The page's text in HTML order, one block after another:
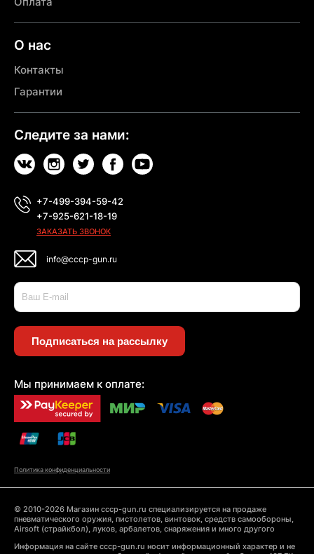
О нас
Контакты
Гарантии
Следите за нами:
+7-499-394-59-42
+7-925-621-18-19
ЗАКАЗАТЬ ЗВОНОК
info@cccp-gun.ru
Подписаться на рассылку
Мы принимаем к оплате:
Политика конфиденциальности
© 2010-2026 Магазин cccp-gun.ru специализируется на продаже
пневматического оружия, пистолетов, винтовок, средств самообороны,
Airsoft (страйкбол), луков, арбалетов, снаряжения и много другого
Информация на сайте cccp-gun.ru носит информационный характер и не